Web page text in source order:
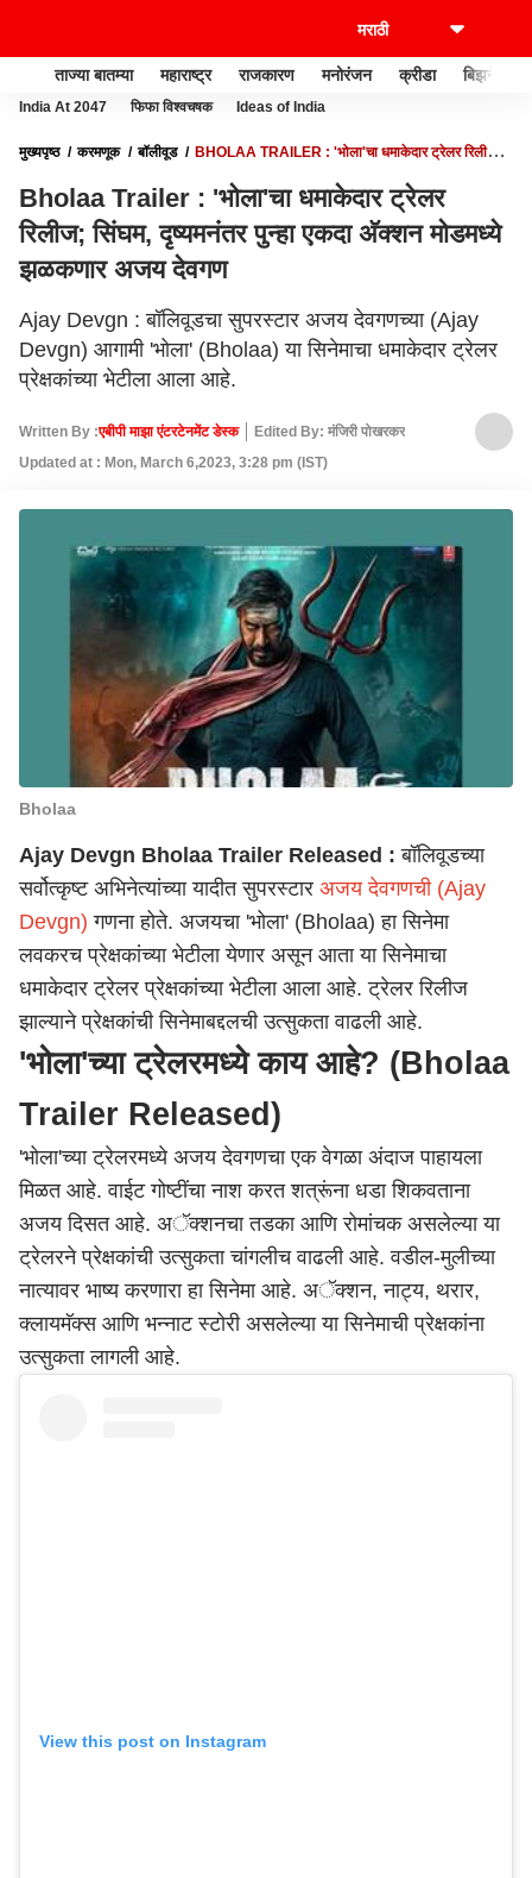
ताज्या बातम्या महाराष्ट्र राजकारण मनोरंजन क्रीडा बिझनेस
India At 2047 फिफा विश्वचषक Ideas of India
मुख्यपृष्ठ करमणूक बॉलीवूड
BHOLAA TRAILER : 'भोला'चा धमाकेदार ट्रेलर रिलीज;
Bholaa Trailer : 'भोला'चा धमाकेदार ट्रेलर
रिलीज; सिंघम, दृष्यमनंतर पुन्हा एकदा अ‍ॅक्शन मोडमध्ये
झळकणार अजय देवगण
Ajay Devgn : बॉलिवूडचा सुपरस्टार अजय देवगणच्या (Ajay
Devgn) आगामी 'भोला' (Bholaa) या सिनेमाचा धमाकेदार ट्रेलर
प्रेक्षकांच्या भेटीला आला आहे.
Written By :एबीपी माझा एंटरटेनमेंट डेस्क
Edited By: मंजिरी पोखरकर
Updated at : Mon, March 6,2023, 3:28 pm (IST)
Bholaa
Ajay Devgn Bholaa Trailer Released : बॉलिवूडच्या
सर्वोत्कृष्ट अभिनेत्यांच्या यादीत सुपरस्टार अजय देवगणची (Ajay
Devgn) गणना होते. अजयचा 'भोला' (Bholaa) हा सिनेमा
लवकरच प्रेक्षकांच्या भेटीला येणार असून आता या सिनेमाचा
धमाकेदार ट्रेलर प्रेक्षकांच्या भेटीला आला आहे. ट्रेलर रिलीज
झाल्याने प्रेक्षकांची सिनेमाबद्दलची उत्सुकता वाढली आहे.
'भोला'च्या ट्रेलरमध्ये काय आहे? (Bholaa
Trailer Released)
'भोला'च्या ट्रेलरमध्ये अजय देवगणचा एक वेगळा अंदाज पाहायला
मिळत आहे. वाईट गोष्टींचा नाश करत शत्रूंना धडा शिकवताना
अजय दिसत आहे. अॅक्शनचा तडका आणि रोमांचक असलेल्या या
ट्रेलरने प्रेक्षकांची उत्सुकता चांगलीच वाढली आहे. वडील-मुलीच्या
नात्यावर भाष्य करणारा हा सिनेमा आहे. अॅक्शन, नाट्य, थरार,
क्लायमॅक्स आणि भन्नाट स्टोरी असलेल्या या सिनेमाची प्रेक्षकांना
उत्सुकता लागली आहे.
View this post on Instagram